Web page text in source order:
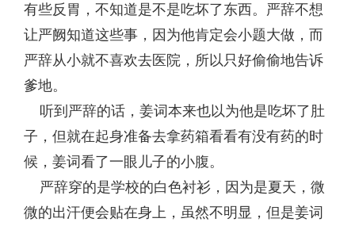
有些反胃，不知道是不是吃坏了东西。严辞不想
让严阙知道这些事，因为他肯定会小题大做，而
严辞从小就不喜欢去医院，所以只好偷偷地告诉
爹地。
听到严辞的话，姜词本来也以为他是吃坏了肚
子，但就在起身准备去拿药箱看看有没有药的时
候，姜词看了一眼儿子的小腹。
严辞穿的是学校的白色衬衫，因为是夏天，微
微的出汗便会贴在身上，虽然不明显，但是姜词